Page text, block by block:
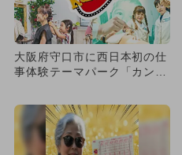
大阪府守口市に西日本初の仕
事体験テーマパーク「カンド